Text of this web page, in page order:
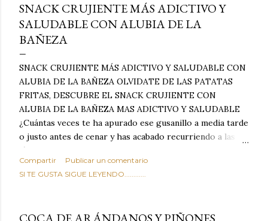
SNACK CRUJIENTE MÁS ADICTIVO Y
SALUDABLE CON ALUBIA DE LA
BAÑEZA
SNACK CRUJIENTE MÁS ADICTIVO Y SALUDABLE CON
ALUBIA DE LA BAÑEZA OLVIDATE DE LAS PATATAS
FRITAS, DESCUBRE EL SNACK CRUJIENTE CON
ALUBIA DE LA BAÑEZA MAS ADICTIVO Y SALUDABLE
¿Cuántas veces te ha apurado ese gusanillo a media tarde
o justo antes de cenar y has acabado recurriendo a las
típicas patatas de bolsa, frutos secos fritos o snacks
ultraprocesados llenos de grasas saturadas y sodio?
Todos hemos estado ahí. Sin embargo, cuidarse no tiene
Compartir
Publicar un comentario
SI TE GUSTA SIGUE LEYENDO............
COCA DE ARÁNDANOS Y PIÑONES